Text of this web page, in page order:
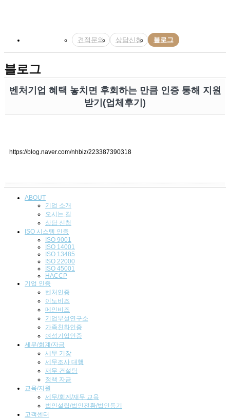
견적문의 상담신청 블로그
블로그
벤처기업 혜택 놓치면 후회하는 만큼 인증 통해 지원
받기(업체후기)
https://blog.naver.com/nhbiz/223387390318
ABOUT
기업 소개
오시는 길
상담 신청
ISO 시스템 인 증
ISO 9001
ISO 14001
ISO 13485
ISO 22000
ISO 45001
HACCP
기업 인증
벤처인증
이노비즈
메인비즈
기업부설연구소
가족친화인증
여성기업인증
세무/회계/자금
세무 기장
세무조사 대행
재무 컨설팅
정책 자금
교육/지원
세무/회계/재무 교육
법인설립/법인전환/법인등기
고객센터